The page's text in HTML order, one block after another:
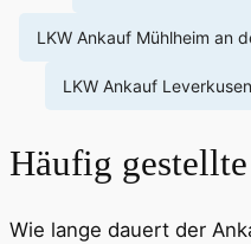
LKW Ankauf Mühlheim an
LKW Ankauf Leverkusen
Häufig
Wie lange dauert der